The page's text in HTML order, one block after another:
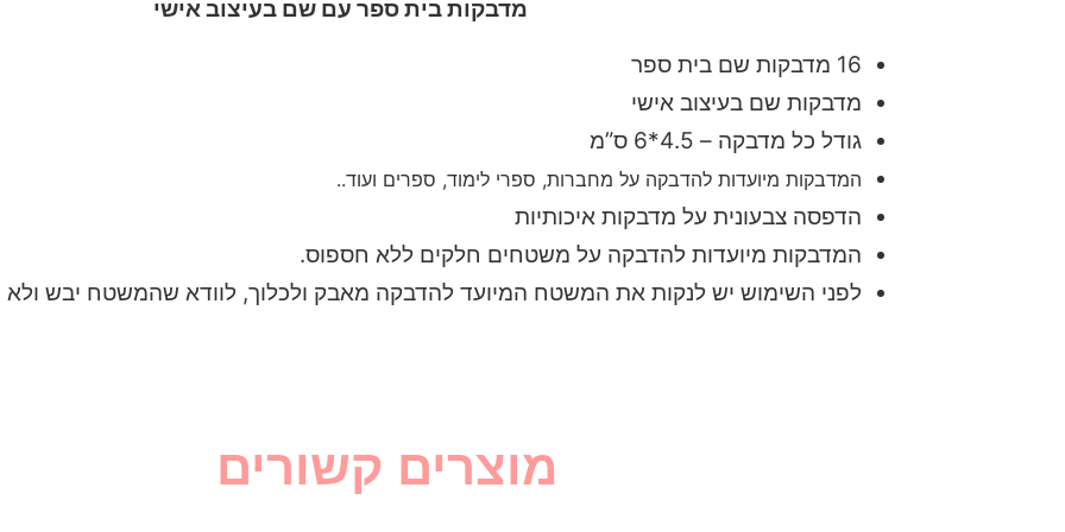
מדבקות בית ספר עם שם בעיצוב אישי
16 מדבקות שם בית ספר
מדבקות שם בעיצוב אישי
גודל כל מדבקה – 4.5*6 ס”מ
המדבקות מיועדות להדבקה על מחברות, ספרי לימוד, ספרים ועוד..
הדפסה צבעונית על מדבקות איכותיות
המדבקות מיועדות להדבקה על משטחים חלקים ללא חספוס.
לפני השימוש יש לנקות את המשטח המיועד להדבקה מאבק ולכלוך, לוודא שהמשטח יבש ולא
מוצרים קשורים